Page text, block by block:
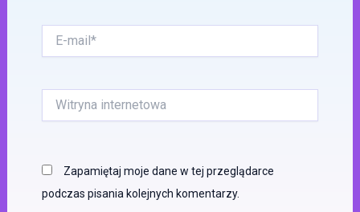
mail*
internetowa
Zapamiętaj moje dane w tej przeglądarce
podczas pisania kolejnych komentarzy.